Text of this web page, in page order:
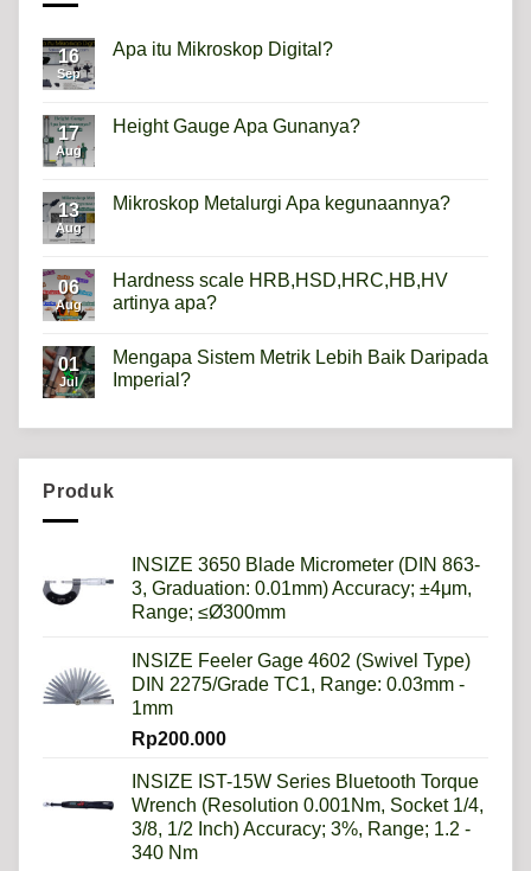
16
Sep
Apa itu Mikroskop Digital?
Apa
itu
17
Aug
Height Gauge Apa Gunanya?
Height
Gauge
13
Aug
Mikroskop Metalurgi Apa kegunaannya?
Mikroskop
Metalurgi
Apa
06
Aug
Hardness scale HRB,HSD,HRC,HB,HV
artinya apa?
on
Hardness
scale
01
Jul
Mengapa Sistem Metrik Lebih Baik Daripada
Imperial?
Lebih
Produk
INSIZE 3650 Blade Micrometer (DIN 863-
3, Graduation: 0.01mm) Accuracy; ±4μm,
Range; ≤Ø300mm
INSIZE Feeler Gage 4602 (Swivel Type)
DIN 2275/Grade TC1, Range: 0.03mm -
1mm
Rp200.000
INSIZE IST-15W Series Bluetooth Torque
Wrench (Resolution 0.001Nm, Socket 1/4,
3/8, 1/2 Inch) Accuracy; 3%, Range; 1.2 -
340 Nm